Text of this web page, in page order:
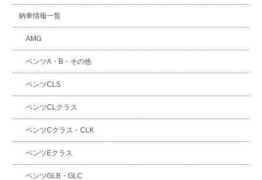
納車情報一覧
AMG
ベンツA・B・その他
ベンツCLS
ベンツCLクラス
ベンツCクラス・CLK
ベンツEクラス
ベンツGLB・GLC